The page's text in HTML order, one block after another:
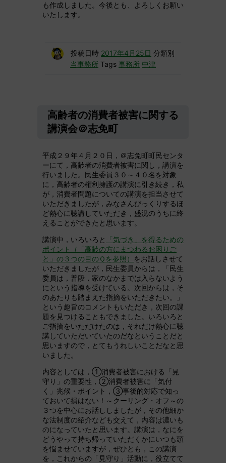
も作成しました。今後とも、よろしくお願い
いたします。
投稿日時 2017年4月25日 分類別
当事務所 Tags 事務所 中津
高齢者の消費者被害に関する
講演会＠志免町
平成２９年４月２０日，＠志免町町民センタ
ーにて，高齢者の消費者被害に関し，講演を
行いました。民生委員３０～４０名を対象
に，高齢者の権利擁護の講演に引き続き，私
が，消費者問題についての講演を担当させて
いただきましたが，みなさんびっくりするほ
ど熱心に聴講していただき，盛況のうちに終
えることができたと思います。
講演中，いろいろと
「気づき」を得るための
ポイント（「高齢の方にまつわるお困りご
と」の３つの目のＱを参照）
をお話しさせて
いただきましたが，民生委員からは，「民生
委員は，普段，家のなかまでは入らないよう
にという指導を受けている。次回からは，そ
のあたりも踏まえた指摘をいただきたい。」
という趣旨のコメントもいただき，次回の課
題を見つけることもできました。いろいろと
ご指摘をいただけたのは，それだけ熱心に聴
講していただいていたのだなということだと
思いますので，とてもうれしいことだなと思
いました。
内容としては，①消費者被害における「見
守り」の重要性，②消費者被害に「気付
く」兆候・ポイント，③事後的対応で知っ
ておいて損はない！～クーリング・オフ～の
３つを中心にお話ししましたが，その他細か
な法制度の紹介なども交えて，内容は濃いも
のになっていたと思います。講演は，なにを
どうやって持ち帰っていただくかにいつも頭
を悩ませていますが，ぜひとも，この講演
を，これからの「見守り」活動に，役立てて